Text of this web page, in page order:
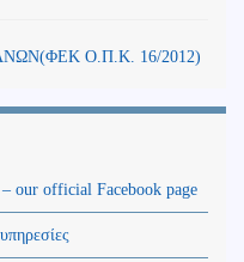
Ο.Π.Κ. 16/2012)
our official Facebook page